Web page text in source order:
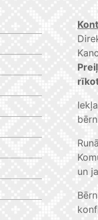
un